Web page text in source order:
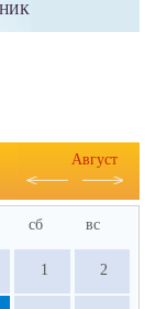
Август
сб вс
1 2